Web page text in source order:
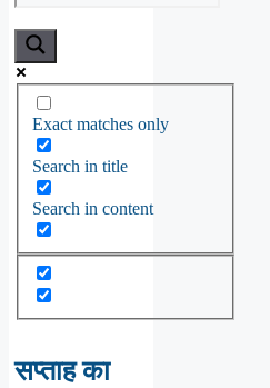
Exact matches only
Search in title
Search in content
सप्ताह का